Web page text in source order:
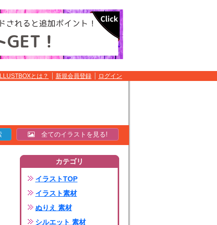
ILLUSTBOXとは？ 新規会員登録 ログイン
全てのイラストを見る!
カテゴリ
イラストTOP
イラスト素材
ぬりえ 素材
シルエット 素材